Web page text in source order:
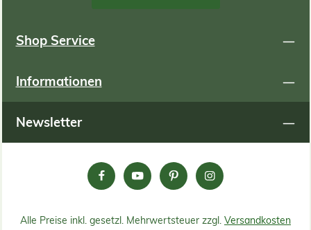
Shop Service
Informationen
Newsletter
Alle Preise inkl. gesetzl. Mehrwertsteuer zzgl. Versandkosten